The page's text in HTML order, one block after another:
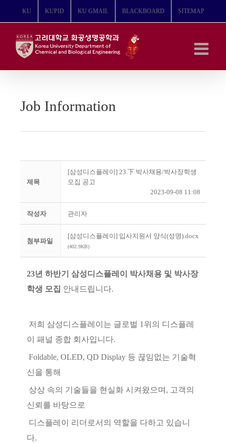
뛰
KU KUPID KU GMAIL BLACKBOARD SITEMAP
Job Information
제목
[삼성디스플레이] 23.下 박사채용/박사장학생
모집 공고
2023-09-08 11:08
작성자 관리자
첨부파일
[삼성디스플레이] 입사지원서 양식(성명).docx
(402.9KB)
23년 하반기 삼성디스플레이 박사채 용 및 박사장
학생 모집 안내드립니다.
저희 삼성디스플레이는 글로벌 1위의 디스플레
이 패널 종합 회사입니다.
Foldable, OLED, QD Display 등 끊임없는 기술혁
신을 통해
상상 속의 기술들을 현실화 시켜왔으며, 고객의
신뢰를 바탕으로
디스플레이 리더로서의 역할을 다하고 있습니
다.